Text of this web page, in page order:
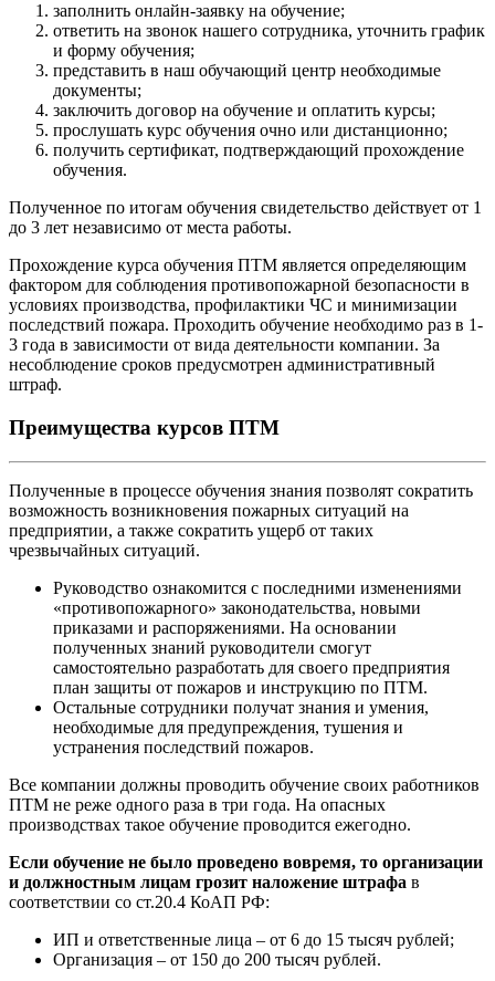
заполнить онлайн-заявку на обучение;
ответить на звонок нашего сотрудника, уточнить график
и форму обучения;
представить в наш обучающий центр необходимые
документы;
заключить договор на обучение и оплатить курсы;
прослушать курс обучения очно или дистанционно;
получить сертификат, подтверждающий прохождение
обучения.
Полученное по итогам обучения свидетельство действует от 1
до 3 лет независимо от места работы.
Прохождение курса обучения ПТМ является определяющим
фактором для соблюдения противопожарной безопасности в
условиях производства, профилактики ЧС и минимизации
последствий пожара. Проходить обучение необходимо раз в 1-
3 года в зависимости от вида деятельности компании. За
несоблюдение сроков предусмотрен административный
штраф.
Преимущества курсов ПТМ
Полученные в процессе обучения знания позволят сократить
возможность возникновения пожарных ситуаций на
предприятии, а также сократить ущерб от таких
чрезвычайных ситуаций.
Руководство ознакомится с последними изменениями
«противопожарного» законодательства, новыми
приказами и распоряжениями. На основании
полученных знаний руководители смогут
самостоятельно разработать для своего предприятия
план защиты от пожаров и инструкцию по ПТМ.
Остальные сотрудники получат знания и умения,
необходимые для предупреждения, тушения и
устранения последствий пожаров.
Все компании должны проводить обучение своих работников
ПТМ не реже одного раза в три года. На опасных
производствах такое обучение проводится ежегодно.
Если обучение не было проведено вовремя, то организации
и должностным лицам грозит наложение штрафа в
соответствии со ст.20.4 КоАП РФ:
ИП и ответственные лица – от 6 до 15 тысяч рублей;
Организация – от 150 до 200 тысяч рублей.